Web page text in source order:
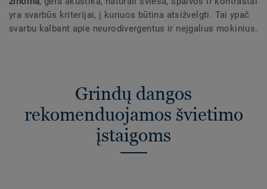
yra svarbūs kriterijai, į kuriuos būtina atsižvelgti. Tai ypač
svarbu kalbant apie neurodivergentus ir neįgalius mokinius.
Grindų dangos
rekomenduojamos švietimo
įstaigoms